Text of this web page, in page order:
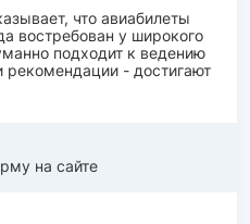
что авиабилеты
востребован у широкого
подходит к ведению
рекомендации - достигают
на сайте